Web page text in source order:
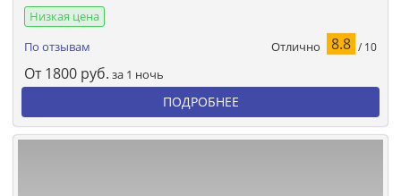
Низкая цена
По отзывам
Отлично 8.8 / 10
От 1800 руб. за 1 ночь
ПОДРОБНЕЕ